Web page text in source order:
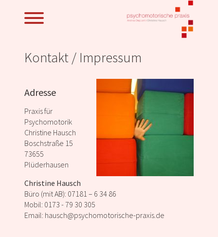
Kontakt / Impressum
Adresse
Praxis für
Psychomotorik
Christine Hausch
Boschstraße 15
73655
Plüderhausen
Christine Hausch
Büro (mit AB): 07181 – 6 34 86
Mobil: 0173 - 79 30 305
Email: hausch@psychomotorische-praxis.de